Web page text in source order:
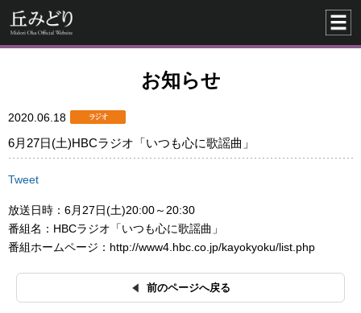
お知らせ
2020.06.18
6月27日(土)HBCラジオ「いつも心に歌謡曲」
Tweet
放送日時：6月27日(土)20:00～20:30
番組名：HBCラジオ「いつも心に歌謡曲」
番組ホームページ：http://www4.hbc.co.jp/kayokyoku/list.php
前のページへ戻る